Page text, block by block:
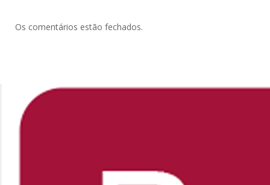
Os comentários estão fechados.